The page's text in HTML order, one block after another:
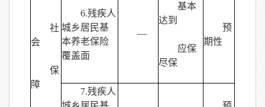
社
会
保
障
6.残疾人
城乡居民基
本养老保险
覆盖面
—
基本
达到
应保
尽保
预
期性
7.残疾人